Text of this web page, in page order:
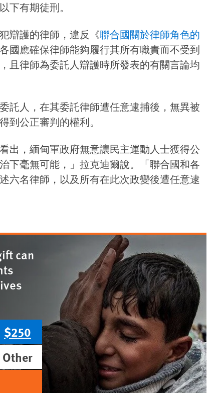
下有期徒刑。
辯護的律師，違反《聯合國關於律師角色的
國應確保律師能夠履行其所有職責而不受到
且律師為委託人辯護時所發表的有關言論均
託人，在其委託律師遭任意逮捕後，無異被
到公正審判的權利。
出，緬甸軍政府無意讓民主運動人士獲得公
下毫無可能，」拉克迪爾說。「聯合國和各
六名律師，以及所有在此次政變後遭任意逮
can
$250
Other